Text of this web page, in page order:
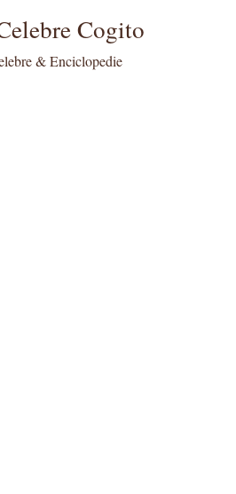
Cogito
& Enciclopedie